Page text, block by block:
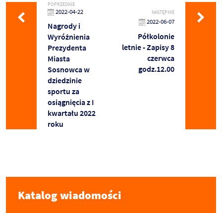
POPRZEDNIE
2022-04-22
Nagrody i
Wyróżnienia
Prezydenta
Miasta
Sosnowca w
dziedzinie
sportu za
osiągnięcia z I
kwartału 2022
roku
NASTĘPNIE
2022-06-07
Półkolonie
letnie - Zapisy 8
czerwca
godz.12.00
Katalog wiadomości